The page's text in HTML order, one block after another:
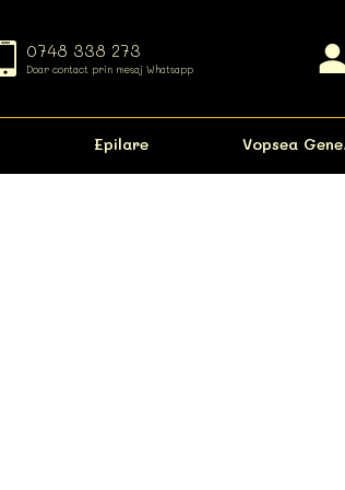
0748 338 273
Doar contact prin mesaj Whatsapp
Epilare Vopsea